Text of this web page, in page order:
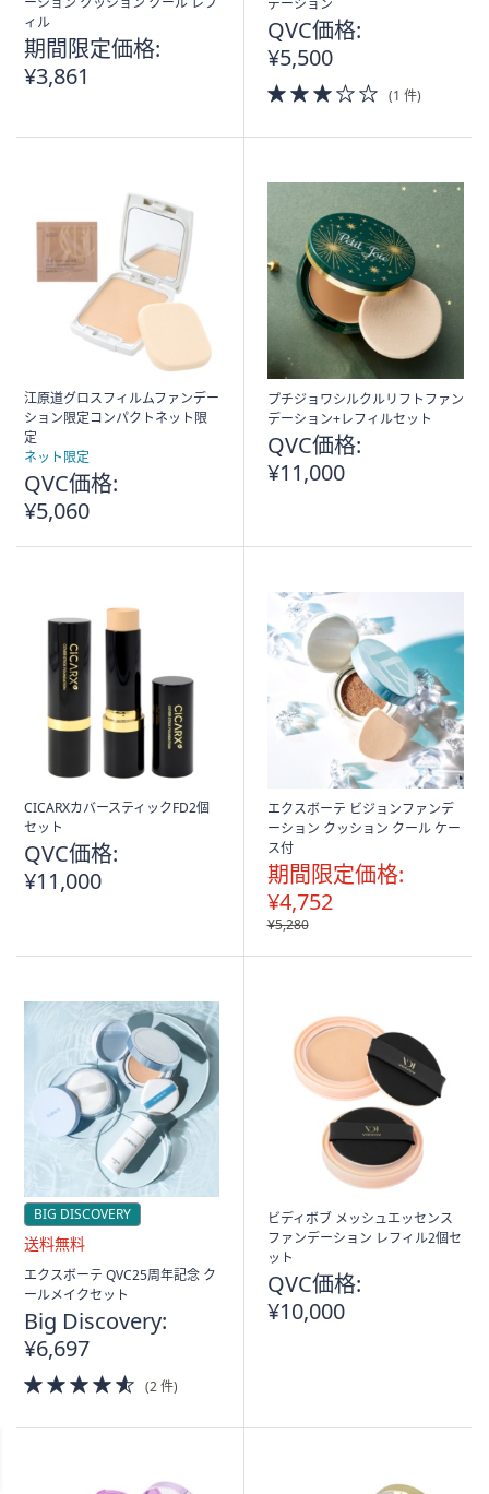
ィル
期間限定価格:
¥3,861
デーション
QVC価格:
¥5,500
3.0
of
(1 件)
江原道グロスフィルムファンデー
ション限定コンパクトネット限
定
ネット限定
QVC価格:
¥5,060
プチジョワシルクルリフトファン
デーション+レフィルセット
QVC価格:
¥11,000
CICARXカバースティックFD2個
セット
QVC価格:
¥11,000
エクスボーテ ビジョンファンデ
ーション クッション クール ケー
ス付
期間限定価格:
¥4,752
¥5,280
BIG DISCOVERY
送
料
料
エクスボーテ QVC25周年記念 ク
ールメイクセット
Big Discovery:
¥6,697
4.5
of
(2 件)
ビディボブ メッシュエッセンス
ファンデーション レフィル2個セ
ット
QVC価格:
¥10,000